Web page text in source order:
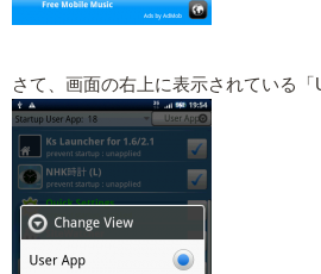
さて、画面の右上に表示されている